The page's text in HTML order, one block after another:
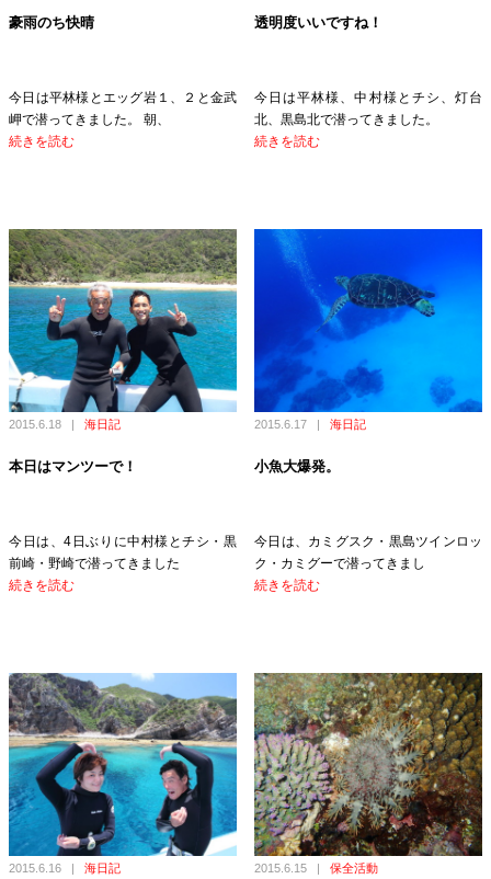
豪雨のち快晴
今日は平林様とエッグ岩１、２と金武
岬で潜ってきました。 朝、
続きを読む
透明度いいですね！
今日は平林様、中村様とチシ、灯台
北、黒島北で潜ってきました。
続きを読む
2015.6.18 | 海日記
本日はマンツーで！
今日は、4日ぶりに中村様とチシ・黒
前崎・野崎で潜ってきました
続きを読む
2015.6.17 | 海日記
小魚大爆発。
今日は、カミグスク・黒島ツインロッ
ク・カミグーで潜ってきまし
続きを読む
2015.6.16 | 海日記 2015.6.15 | 保全活動